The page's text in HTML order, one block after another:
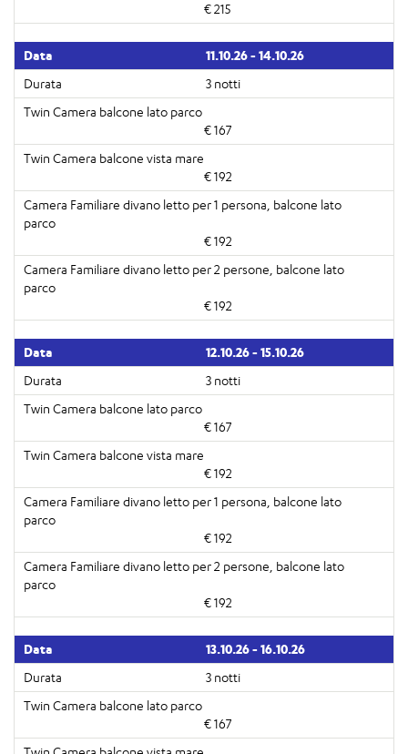
€ 215
11.10.26 - 14.10.26
3 notti
€ 167
€ 192
€ 192
€ 192
12.10.26 - 15.10.26
3 notti
€ 167
€ 192
€ 192
€ 192
13.10.26 - 16.10.26
3 notti
€ 167